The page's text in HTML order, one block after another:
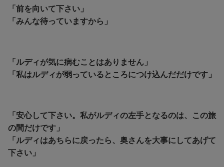
「前を向いて下さい」
「みんな待っていますから」
「ルディが気に病むことはありません」
「私はルディが弱っているところにつけ込んだだけです」
「安心して下さい。私がルディの左手となるのは、この旅
の間だけです」
「ルディはあちらに戻ったら、奥さんを大事にしてあげて
下さい」